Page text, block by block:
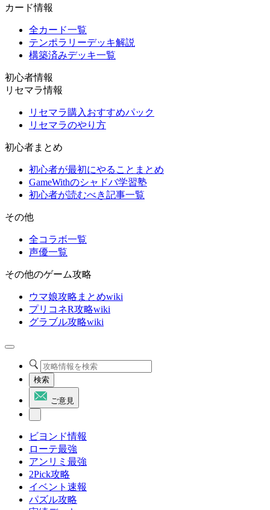
カード情報
全カード一覧
テンポラリーデッキ解説
構築済みデッキ一覧
初心者情報
リセマラ情報
リセマラ購入おすすめパック
リセマラのやり方
初心者まとめ
初心者が最初にやることまとめ
GameWithのシャドバ学習塾
初心者が読むべき記事一覧
その他
全コラボ一覧
声優一覧
その他のゲーム攻略
ウマ娘攻略まとめwiki
プリコネR攻略wiki
グラブル攻略wiki
検索
ご意見
ビヨンド情報
ローテ最強
アンリミ最強
2Pick攻略
イベント速報
パズル攻略